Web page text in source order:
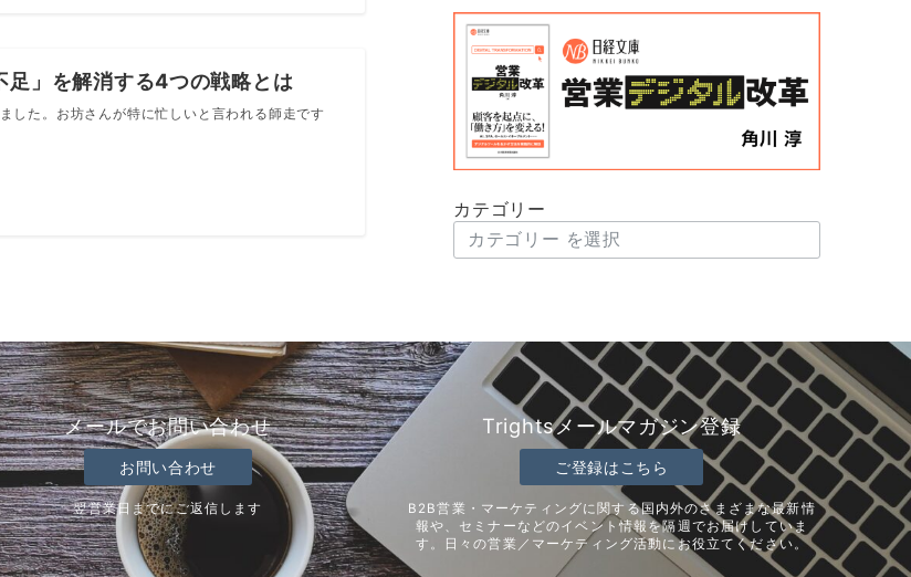
足」を解消する4つの戦略とは
した。お坊さんが特に忙しいと言われる師走です
カテゴリー
メールでお問い合わせ
お問い合わせ
翌営業日までにご返信します
Trightsメールマガジン登録
ご登録はこちら
B2B営業・マーケティングに関する国内外のさまざまな最新情
報や、セミナーなどのイベント情報を隔週でお届けしていま
す。日々の営業／マーケティング活動にお役立てください。